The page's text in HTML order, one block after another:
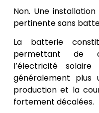
Non. Une
pertinente sans
La batterie
permettant de
l’électricité
généralement
production et la
fortement décalées.